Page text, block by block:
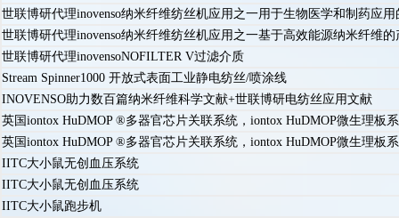
世联博研代理inovenso纳米纤维纺丝机应用之一用于生物医学和制药应
世联博研代理inovenso纳米纤维纺丝机应用之一基于高效能源纳米纤维的
世联博研代理inovensoNOFILTER V过滤介质
Stream Spinner1000 开放式表面工业静电纺丝/喷涂线
INOVENSO助力数百篇纳米纤维科学文献+世联博研电纺丝应用文献
英国iontox HuDMOP ®多器官芯片关联系统，iontox HuDMOP微生理板
英国iontox HuDMOP ®多器官芯片关联系统，iontox HuDMOP微生理板
IITC大小鼠无创血压系统
IITC大小鼠无创血压系统
IITC大小鼠跑步机